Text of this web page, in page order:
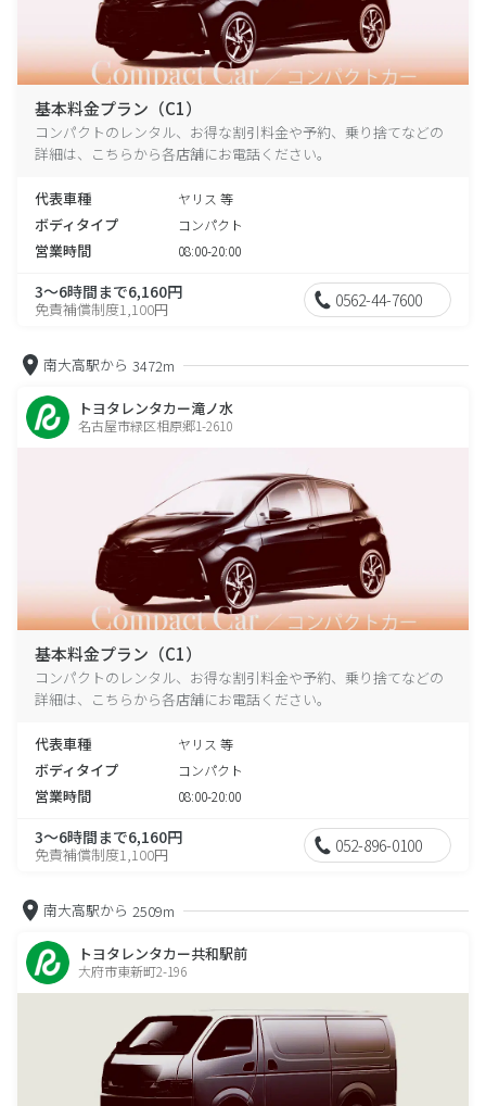
基本料金プラン（C1）
コンパクトのレンタル、お得な割引料金や予約、乗り捨てなどの
詳細は、こちらから各店舗にお電話ください。
代表車種 ヤリス 等
ボディタイプ コンパクト
営業時間 08:00-20:00
3～6時間まで6,160円
免責補償制度1,100円 0562-44-7600
南大高駅から 3472m
トヨタレンタカー滝ノ水
名古屋市緑区相原郷1-2610
基本料金プラン（C1）
コンパクトのレンタル、お得な割引料金や予約、乗り捨てなどの
詳細は、こちらから各店舗にお電話ください。
代表車種 ヤリス 等
ボディタイプ コンパクト
営業時間 08:00-20:00
3～6時間まで6,160円
免責補償制度1,100円 052-896-0100
南大高駅から 2509m
トヨタレンタカー共和駅前
大府市東新町2-196